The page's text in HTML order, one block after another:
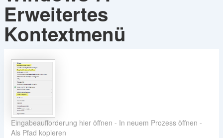
Erweitertes
Kontextmenü
Eingabeaufforderung hier öffnen - In neuem Prozess öffnen -
Als Pfad kopieren